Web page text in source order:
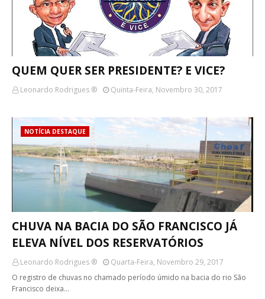
QUEM QUER SER PRESIDENTE? E VICE?
Leonardo Rodrigues ® Quinta-Feira, Novembro 30, 2017
NOTÍCIA DESTAQUE
CHUVA NA BACIA DO SÃO FRANCISCO JÁ
ELEVA NÍVEL DOS RESERVATÓRIOS
Leonardo Rodrigues ®
Quarta-Feira, Novembro 29, 2017
O registro de chuvas no chamado período úmido na bacia do rio São
Francisco deixa…